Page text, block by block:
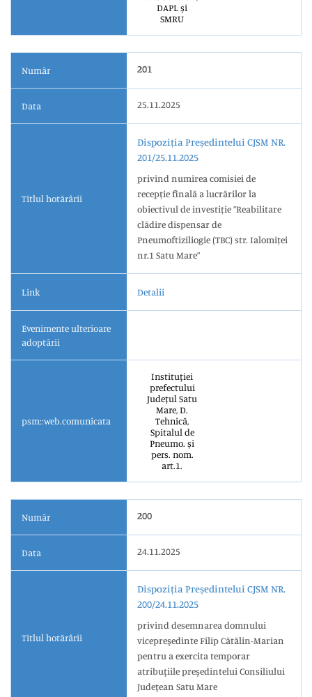
DAPL și
SMRU
Număr 201
Data 25.11.2025
Titlul hotărârii
Dispoziția Președintelui CJSM NR.
201/25.11.2025
privind numirea comisiei de
recepție finală a lucrărilor la
obiectivul de investiție ”Reabilitare
clădire dispensar de
Pneumoftiziliogie (TBC) str. Ialomiței
nr.1 Satu Mare”
Link Detalii
Evenimente ulterioare
adoptării
psm::web.comunicata
Instituției
prefectului
Județul Satu
Mare, D.
Tehnică,
Spitalul de
Pneumo. și
pers. nom.
art.1.
Număr 200
Data 24.11.2025
Titlul hotărârii
Dispoziția Președintelui CJSM NR.
200/24.11.2025
privind desemnarea domnului
vicepreşedinte Filip Cătălin-Marian
pentru a exercita temporar
atribuţiile preşedintelui Consiliului
Judeţean Satu Mare